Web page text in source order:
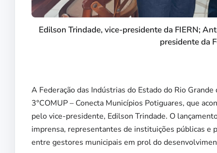
Edilson Trindade, vice-presidente da FIERN;
presidente da
A Federação das Indústrias do Estado do Rio
3°COMUP – Conecta Municípios Potiguares, que
pelo vice-presidente, Edilson Trindade. O
imprensa, representantes de instituições públicas e
entre gestores municipais em prol do